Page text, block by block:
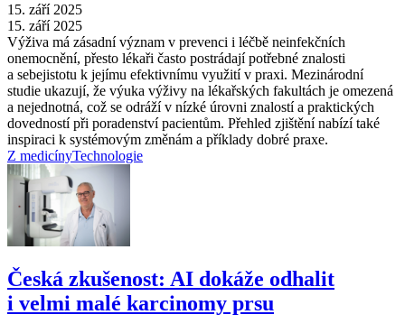
15. září 2025
15. září 2025
Výživa má zásadní význam v prevenci i léčbě neinfekčních
onemocnění, přesto lékaři často postrádají potřebné znalosti
a sebejistotu k jejímu efektivnímu využití v praxi. Mezinárodní
studie ukazují, že výuka výživy na lékařských fakultách je omezená
a nejednotná, což se odráží v nízké úrovni znalostí a praktických
dovedností při poradenství pacientům. Přehled zjištění nabízí také
inspiraci k systémovým změnám a příklady dobré praxe.
Z medicínyTechnologie
Česká zkušenost: AI dokáže odhalit
i velmi malé karcinomy prsu